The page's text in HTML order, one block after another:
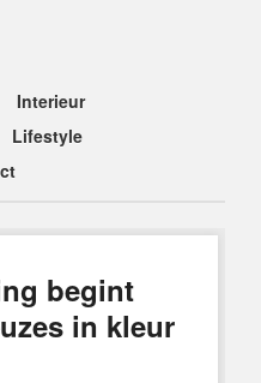
Interieur
Lifestyle
begint
in kleur